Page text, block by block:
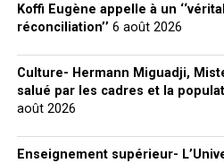
Koffi Eugène appelle à un
réconciliation’’ 6 août 2026
Culture- Hermann Miguadji,
salué par les cadres et la
août 2026
Enseignement supérieur-